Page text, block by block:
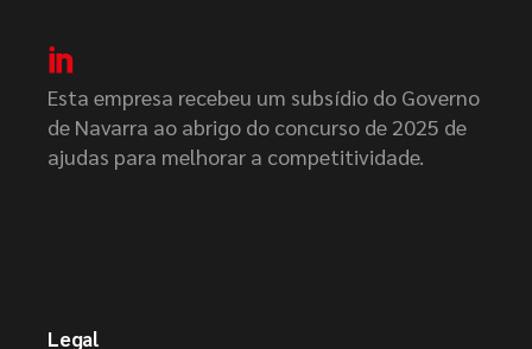
Esta empresa recebeu um subsídio do Governo
de Navarra ao abrigo do concurso de 2025 de
ajudas para melhorar a competitividade.
Legal